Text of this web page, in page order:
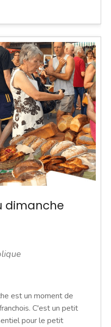
dimanche
est un moment de
C'est un petit
pour le petit